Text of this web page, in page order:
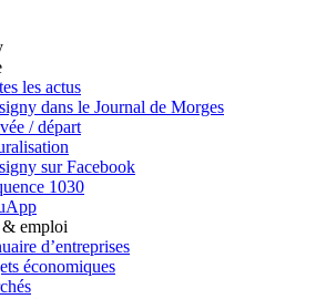
les actus
dans le Journal de Morges
/ départ
sur Facebook
1030
emploi
d’entreprises
économiques